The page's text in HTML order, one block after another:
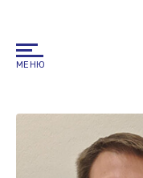
МЕНЮ